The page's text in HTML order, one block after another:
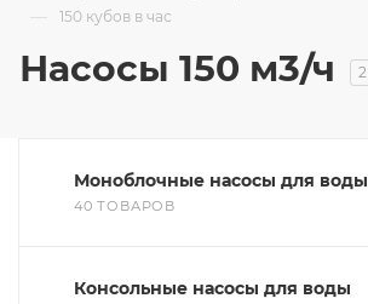
— 150 кубов в час
Насосы 150 м3/ч 2
Моноблочные насосы для воды
40 ТОВАРОВ
Консольные насосы для воды